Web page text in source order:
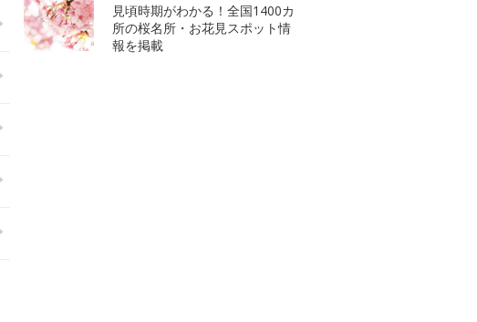
見頃時期がわかる！全国1400カ
所の桜名所・お花見スポット情
報を掲載